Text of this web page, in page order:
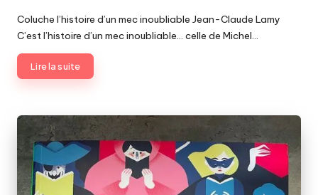
Coluche l’histoire d’un mec inoubliable Jean-Claude Lamy
C’est l’histoire d’un mec inoubliable… celle de Michel…
Lire la suite